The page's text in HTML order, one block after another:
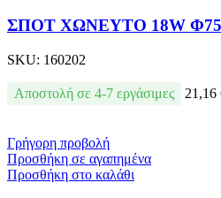
ΣΠΟΤ ΧΩΝΕΥΤΟ 18W
SKU: 160202
Αποστολή σε 4-7 εργάσιμες 21,16
Γρήγορη προβολή
Προσθήκη σε αγαπημένα
Προσθήκη στο καλάθι